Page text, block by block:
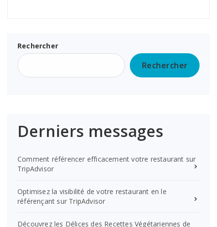
Rechercher
Rechercher
Derniers messages
Comment référencer efficacement votre restaurant sur
TripAdvisor
Optimisez la visibilité de votre restaurant en le
référençant sur TripAdvisor
Découvrez les Délices des Recettes Végétariennes de